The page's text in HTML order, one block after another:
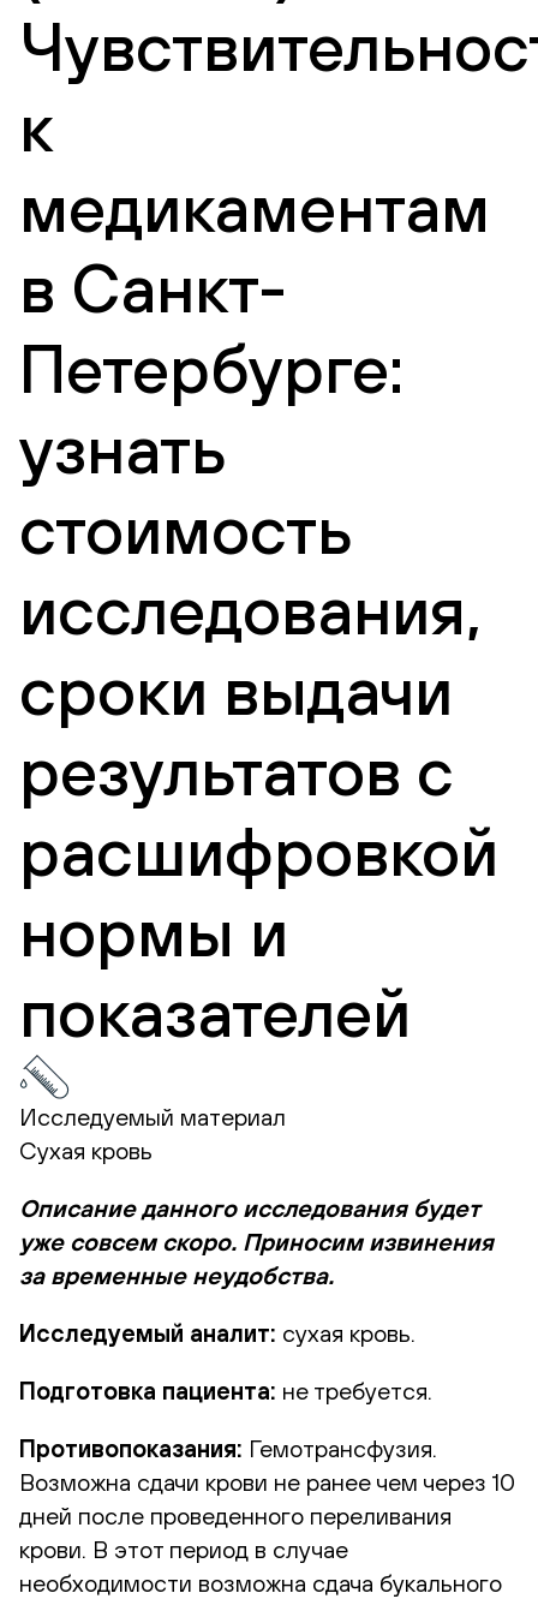
к
медикаментам
в Санкт-
Петербурге:
узнать
стоимость
исследования,
сроки выдачи
результатов с
расшифровкой
нормы и
показателей
Исследуемый материал
Сухая кровь
Описание данного исследования будет
уже совсем скоро. Приносим извинения
за временные неудобства.
Исследуемый аналит: сухая кровь.
Подготовка пациента: не требуется.
Противопоказания: Гемотрансфузия.
Возможна сдачи крови не ранее чем через 10
дней после проведенного переливания
крови. В этот период в случае
необходимости возможна сдача букального